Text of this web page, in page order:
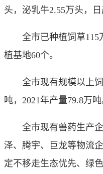
头，泌乳牛2.55万头，日
全市已种植饲草115
植基地60个。
全市现有规模以上饲
吨，2021年产量79.8万吨
全市现有兽药生产企
泽、腾宇、巨龙等物流
定不移走生态优先、绿